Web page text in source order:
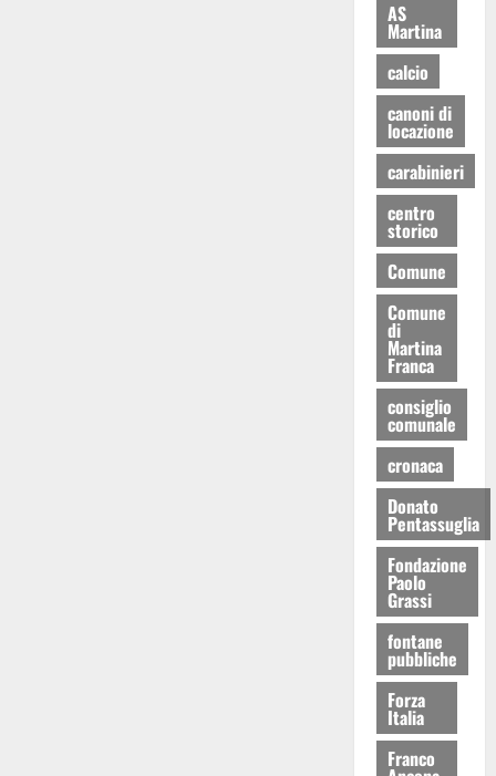
AS
Martina
calcio
canoni di
locazione
carabinieri
centro
storico
Comune
Comune
di
Martina
Franca
consiglio
comunale
cronaca
Donato
Pentassuglia
Fondazione
Paolo
Grassi
fontane
pubbliche
Forza
Italia
Franco